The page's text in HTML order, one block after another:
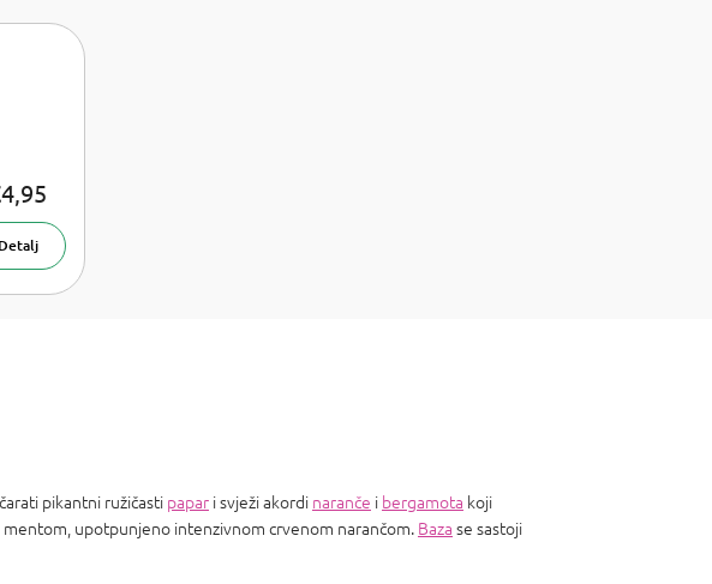
Detalj
pikantni ružičasti papar i svježi akordi naranče i bergamota koji
upotpunjeno intenzivnom crvenom narančom. Baza se sastoji